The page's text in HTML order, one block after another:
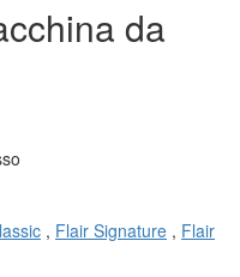
da
, Flair Signature , Flair